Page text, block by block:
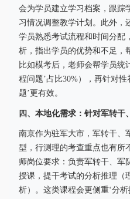
会为学员建立学习档案，跟踪
习情况调整教学计划。此外，
学员熟悉考试流程和时间分配
析，指出学员的优势和不足，
比如模考后，老师会帮学员统
程问题’占比30%），再针对
题’更有效。
四、本地化需求：针对军转干
南京作为驻军大市，军转干、
型，行测理的考查重点也有所
师岗位要求：负责军转干、军
授课，提干考试的分析推理（
析）。这类课程会更侧重‘分